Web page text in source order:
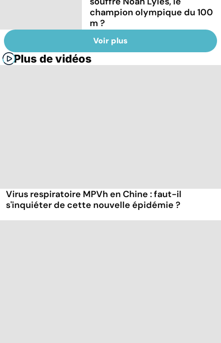
champion olympique du 100
m ?
Voir plus
Plus de vidéos
Virus respiratoire MPVh en Chine : faut-il
s'inquiéter de cette nouvelle épidémie ?